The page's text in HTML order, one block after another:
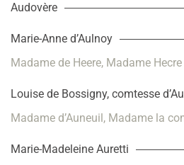
Audovère
Marie-Anne d’Aulnoy
Madame de Heere, Madame Hecre
Louise de Bossigny, comtesse
Madame d’Auneuil, Madame la
Marie-Madeleine Auretti